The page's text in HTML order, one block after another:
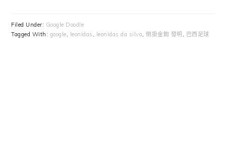
Filed Under: Google Doodle
Tagged With: google leonidas leonidas da silva ,倒掛金鉤 發明 巴西足球